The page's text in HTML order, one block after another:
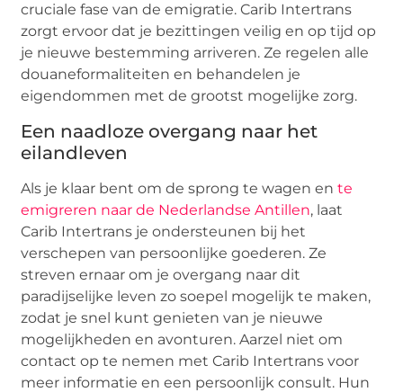
cruciale fase van de emigratie. Carib Intertrans
zorgt ervoor dat je bezittingen veilig en op tijd op
je nieuwe bestemming arriveren. Ze regelen alle
douaneformaliteiten en behandelen je
eigendommen met de grootst mogelijke zorg.
Een naadloze overgang naar het
eilandleven
Als je klaar bent om de sprong te wagen ente
emigreren naar de Nederlandse Antillen, laat
Carib Intertrans je ondersteunen bij het
verschepen van persoonlijke goederen. Ze
streven ernaar om je overgang naar dit
paradijselijke leven zo soepel mogelijk te maken,
zodat je snel kunt genieten van je nieuwe
mogelijkheden en avonturen. Aarzel niet om
contact op te nemen met Carib Intertrans voor
meer informatie en een persoonlijk consult. Hun